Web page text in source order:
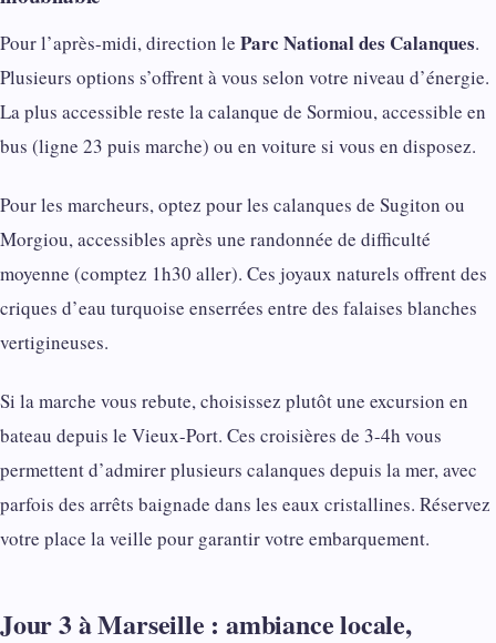
Pour l’après-midi, direction le Parc National des Calanques.
Plusieurs options s’offrent à vous selon votre niveau d’énergie.
La plus accessible reste la calanque de Sormiou, accessible en
bus (ligne 23 puis marche) ou en voiture si vous en disposez.
Pour les marcheurs, optez pour les calanques de Sugiton ou
Morgiou, accessibles après une randonnée de difficulté
moyenne (comptez 1h30 aller). Ces joyaux naturels offrent des
criques d’eau turquoise enserrées entre des falaises blanches
vertigineuses.
Si la marche vous rebute, choisissez plutôt une excursion en
bateau depuis le Vieux-Port. Ces croisières de 3-4h vous
permettent d’admirer plusieurs calanques depuis la mer, avec
parfois des arrêts baignade dans les eaux cristallines. Réservez
votre place la veille pour garantir votre embarquement.
Jour 3 à Marseille : ambiance locale,